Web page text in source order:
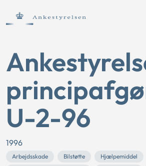
U-2-96
1996
Arbejdsskade Bilstøtte
Hjælpemiddel